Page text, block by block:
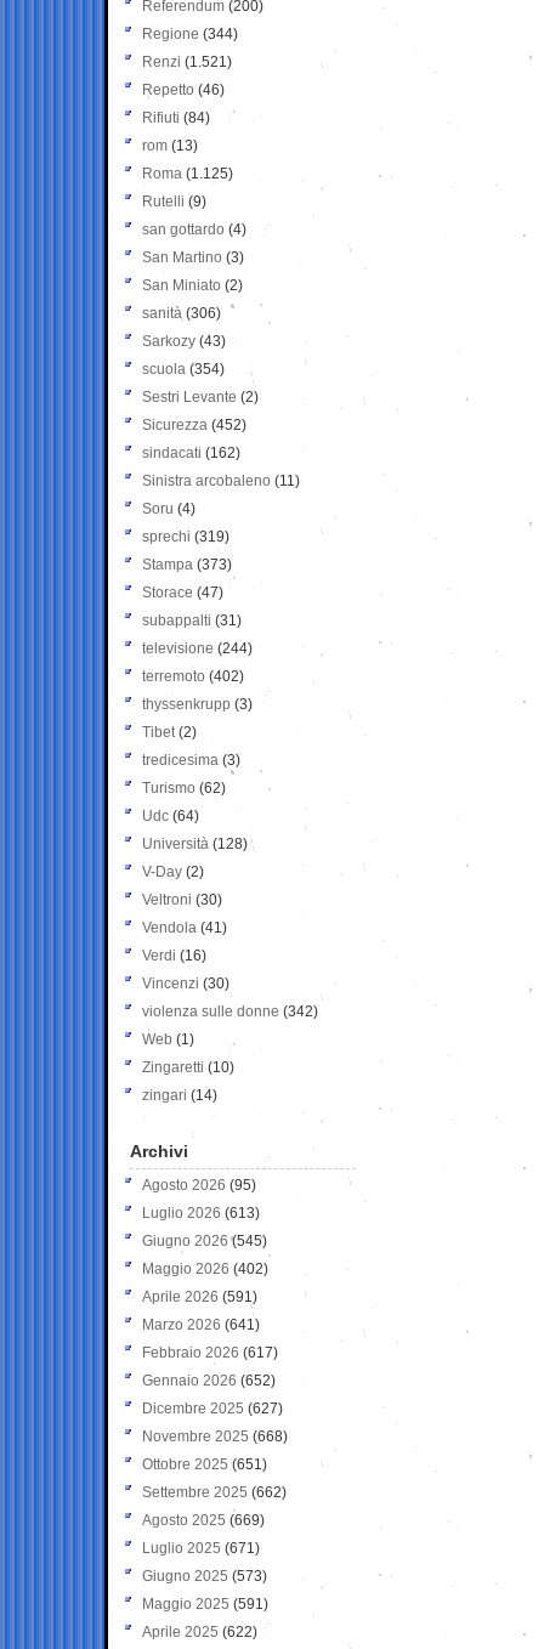
Referendum (200)
Regione (344)
Renzi (1.521)
Repetto (46)
Rifiuti (84)
rom (13)
Roma (1.125)
Rutelli (9)
san gottardo (4)
San Martino (3)
San Miniato (2)
sanità (306)
Sarkozy (43)
scuola (354)
Sestri Levante (2)
Sicurezza (452)
sindacati (162)
Sinistra arcobaleno (11)
Soru (4)
sprechi (319)
Stampa (373)
Storace (47)
subappalti (31)
televisione(244)
terremoto (402)
thyssenkrupp (3)
Tibet(2)
tredicesima (3)
Turismo (62)
Udc (64)
Università (128)
V-Day (2)
Veltroni (30)
Vendola (41)
Verdi (16)
Vincenzi (30)
violenza sulle donne (342)
Web (1)
Zingaretti (10)
zingari (14)
Archivi
Agosto 2026 (95)
Luglio 2026 (613)
Giugno 2026 (545)
Maggio 2026 (402)
Aprile 2026 (591)
Marzo 2026 (641)
Febbraio 2026 (617)
Gennaio 2026 (652)
Dicembre 2025 (627)
Novembre 2025 (668)
Ottobre 2025 (651)
Settembre 2025 (662)
Agosto 2025 (669)
Luglio 2025 (671)
Giugno 2025 (573)
Maggio 2025 (591)
Aprile 2025 (622)